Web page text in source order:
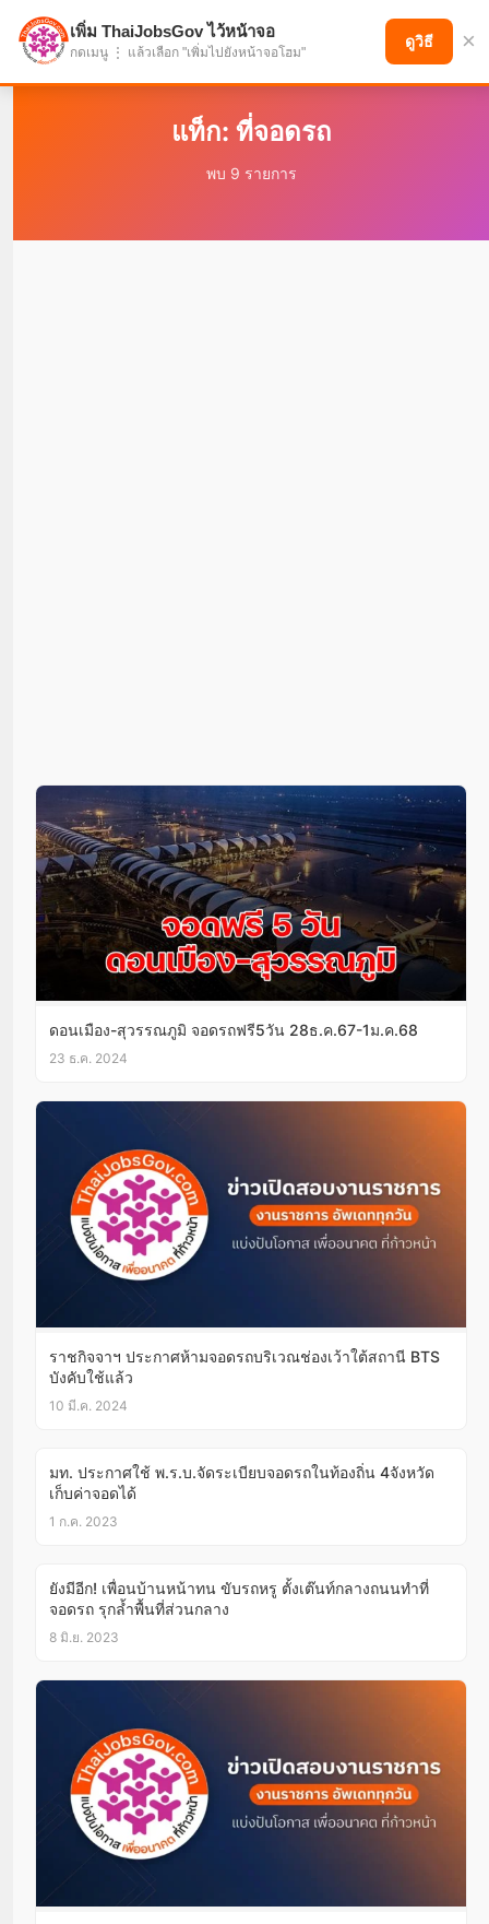
แบ่งปันโอกาส เพื่ออนาคตที่ก้าวหน้า
แท็ก: ที่จอดรถ
พบ 9 รายการ
ดอนเมือง-สุวรรณภูมิ จอดรถฟรี5วัน 28ธ.ค.67-1ม.ค.68
23 ธ.ค. 2024
ราชกิจจาฯ ประกาศห้ามจอดรถบริเวณช่องเว้าใต้สถานี BTS
บังคับใช้แล้ว
10 มี.ค. 2024
มท. ประกาศใช้ พ.ร.บ.จัดระเบียบจอดรถในท้องถิ่น 4จังหวัด
เก็บค่าจอดได้
1 ก.ค. 2023
ยังมีอีก! เพื่อนบ้านหน้าทน ขับรถหรู ตั้งเต๊นท์กลางถนนทำที่
จอดรถ รุกล้ำพื้นที่ส่วนกลาง
8 มิ.ย. 2023
เพิ่ม ThaiJobsGov ไว้หน้าจอ
กดเมนู ⋮ แล้วเลือก "เพิ่มไปยังหน้าจอโฮม"
ดูวิธี ×